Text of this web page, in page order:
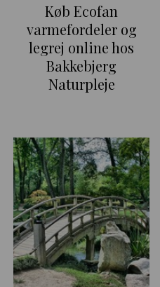
Køb Ecofan
varmefordeler og
legrej online hos
Bakkebjerg
Naturpleje